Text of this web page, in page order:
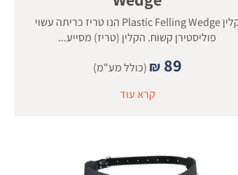
קלין Plastic Felling Wedge הנו טריז כריתה עשוי
פוליסטירן קשוח. הקלין (טריז) מסייע...
₪ 89
(כולל מע"מ)
קרא עוד